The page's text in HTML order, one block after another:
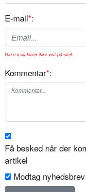
E-mail*:
Din e-mail bliver ikke vist på sitet.
Kommentar*:
Få besked når der
artikel
Modtag